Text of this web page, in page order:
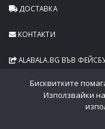
ДОСТАВКА
КОНТАКТИ
ALABALA.BG ВЪВ
Бисквитките
Използвайки